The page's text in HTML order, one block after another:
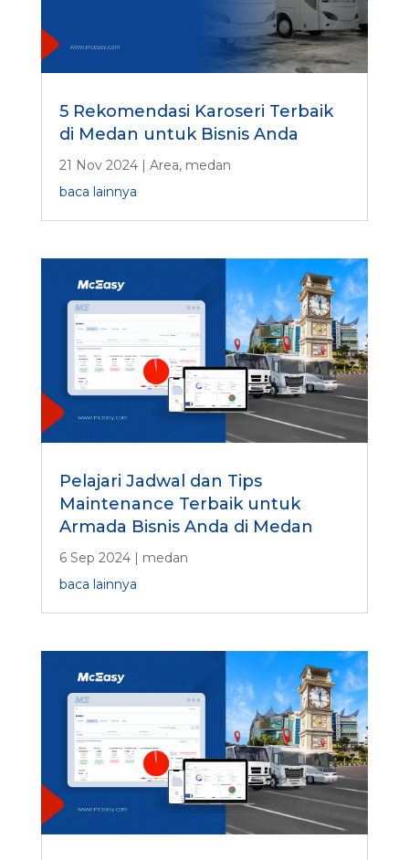
5 Rekomendasi Karoseri Terbaik
di Medan untuk Bisnis Anda
21 Nov 2024| Area, medan
baca lainnya
Pelajari Jadwal dan Tips
Maintenance Terbaik untuk
Armada Bisnis Anda di Medan
6 Sep 2024| medan
baca lainnya